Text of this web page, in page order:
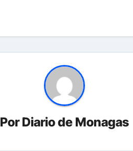
PorDiario de Monagas